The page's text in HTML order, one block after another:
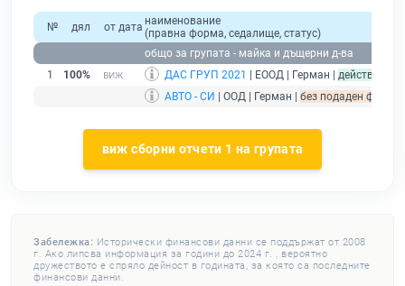
№ дял от дата наименование
(правна форма, седалище, статус)
общо за групата - майка и дъщерни д-ва
1
100% ДАС ГРУП 2021 | ЕООД | Герман | действащ
АВТО - СИ
| ООД | Герман | без подаден
виж сборни отчети 1 на групата
Забележка: Исторически финансови данни се поддържат от 2008
г. Ако липсва информация за години до 2024 г. , вероятно
дружеството е спряло дейност в годината, за която са последните
финансови данни.